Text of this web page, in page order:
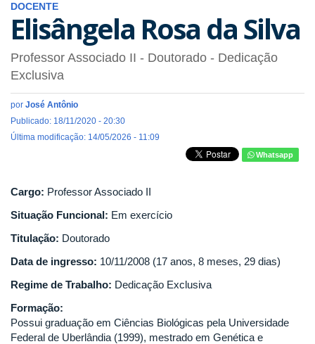
DOCENTE
Elisângela Rosa da Silva
Professor Associado II - Doutorado - Dedicação
Exclusiva
por José Antônio
Publicado: 18/11/2020 - 20:30
Última modificação: 14/05/2026 - 11:09
Whatsapp
Cargo: Professor Associado II
Situação Funcional: Em exercício
Titulação: Doutorado
Data de ingresso: 10/11/2008 (17 anos, 8 meses, 29 dias)
Regime de Trabalho: Dedicação Exclusiva
Formação:
Possui graduação em Ciências Biológicas pela Universidade
Federal de Uberlândia (1999), mestrado em Genética e